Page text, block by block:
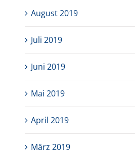
August 2019
Juli 2019
Juni 2019
Mai 2019
April 2019
März 2019